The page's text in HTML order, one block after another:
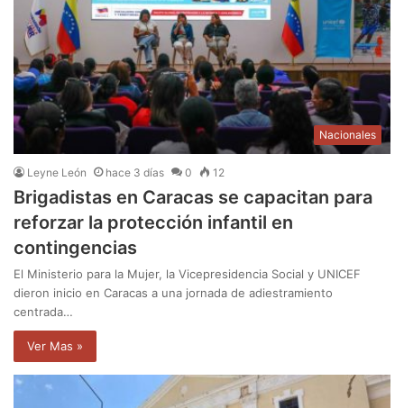
Nacionales
Leyne León hace 3 días 0 12
Brigadistas en Caracas se capacitan para
reforzar la protección infantil en
contingencias
El Ministerio para la Mujer, la Vicepresidencia Social y UNICEF
dieron inicio en Caracas a una jornada de adiestramiento
centrada…
Ver Mas »